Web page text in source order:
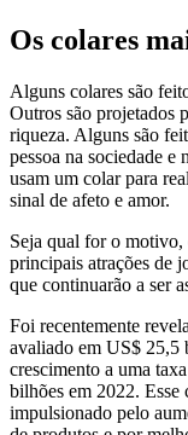
Os colares
Alguns colares são
Outros são projetados
riqueza. Alguns são
pessoa na sociedade e
usam um colar para
sinal de afeto e amor.
Seja qual for o motivo,
principais atrações de
que continuarão a ser
Foi recentemente
avaliado em US$ 25,5
crescimento a uma
bilhões em 2022. Esse
impulsionado pelo